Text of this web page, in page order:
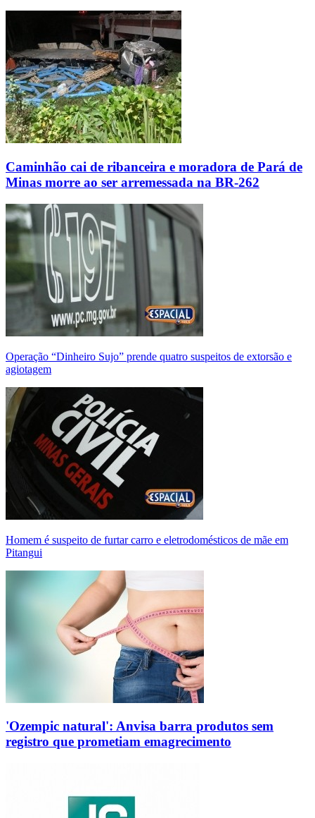
Caminhão cai de ribanceira e moradora de Pará de
Minas morre ao ser arremessada na BR-262
Operação “Dinheiro Sujo” prende quatro suspeitos de extorsão e
agiotagem
Homem é suspeito de furtar carro e eletrodomésticos de mãe em
Pitangui
'Ozempic natural': Anvisa barra produtos sem
registro que prometiam emagrecimento